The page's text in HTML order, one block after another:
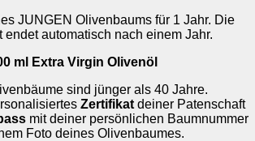
JUNGEN Olivenbaums für 1 Jahr. Die
endet automatisch nach einem Jahr.
ml
Extra Virgin Olivenöl
sind jünger als 40 Jahre.
Zertifikatdeiner Patenschaft
mit deiner persönlichen Baumnummer
Foto deines Olivenbaumes.